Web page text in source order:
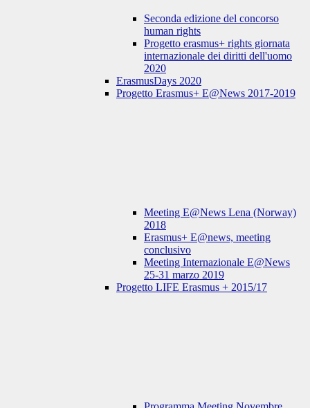
Seconda edizione del concorso
human rights
Progetto erasmus+ rights giornata
internazionale dei diritti dell'uomo
2020
ErasmusDays 2020
Progetto Erasmus+ E@News 2017-2019
Meeting E@News Lena (Norway)
2018
Erasmus+ E@news, meeting
conclusivo
Meeting Internazionale E@News
25-31 marzo 2019
Progetto LIFE Erasmus + 2015/17